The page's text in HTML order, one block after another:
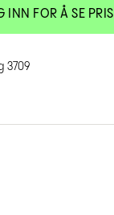
INN FOR Å SE PRIS
3709